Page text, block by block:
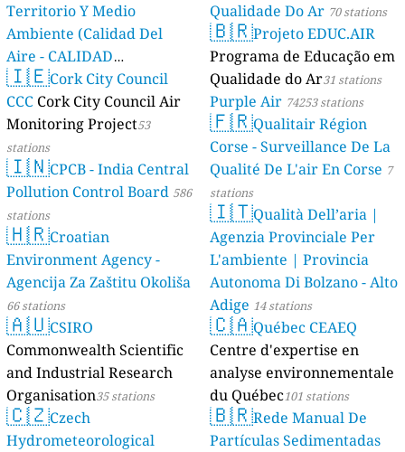
Territorio Y Medio
Ambiente (Calidad Del
Aire - CALIDAD
AMBIENTAL) 23 stations
🇮🇪Cork City Council
CCC Cork City Council Air
Monitoring Project53
stations
🇮🇳CPCB - India Central
Pollution Control Board 586
stations
🇭🇷Croatian
Environment Agency -
Agencija Za Zaštitu Okoliša
66 stations
🇦🇺CSIRO
Commonwealth Scientific
and Industrial Research
Organisation35 stations
🇨🇿Czech
Hydrometeorological
Qualidade Do Ar 70 stations
🇧🇷Projeto EDUC.AIR
Programa de Educação em
Qualidade do Ar31 stations
Purple Air 74253 stations
🇫🇷Qualitair Région
Corse - Surveillance De La
Qualité De L'air En Corse 7
stations
🇮🇹Qualità Dell’aria |
Agenzia Provinciale Per
L'ambiente | Provincia
Autonoma Di Bolzano - Alto
Adige 14 stations
🇨🇦Québec CEAEQ
Centre d'expertise en
analyse environnementale
du Québec101 stations
🇧🇷Rede Manual De
Partículas Sedimentadas